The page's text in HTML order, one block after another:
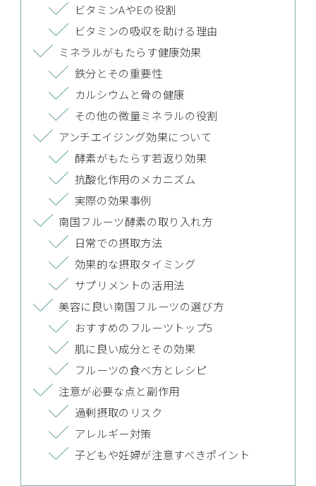
ビタミンAやEの役割
ビタミンの吸収を助ける理由
ミネラルがもたらす健康効果
鉄分とその重要性
カルシウムと骨の健康
その他の微量ミネラルの役割
アンチエイジング効果について
酵素がもたらす若返り効果
抗酸化作用のメカニズム
実際の効果事例
南国フルーツ酵素の取り入れ方
日常での摂取方法
効果的な摂取タイミング
サプリメントの活用法
美容に良い南国フルーツの選び方
おすすめのフルーツトップ5
肌に良い成分とその効果
フルーツの食べ方とレシピ
注意が必要な点と副作用
過剰摂取のリスク
アレルギー対策
子どもや妊婦が注意すべきポイント